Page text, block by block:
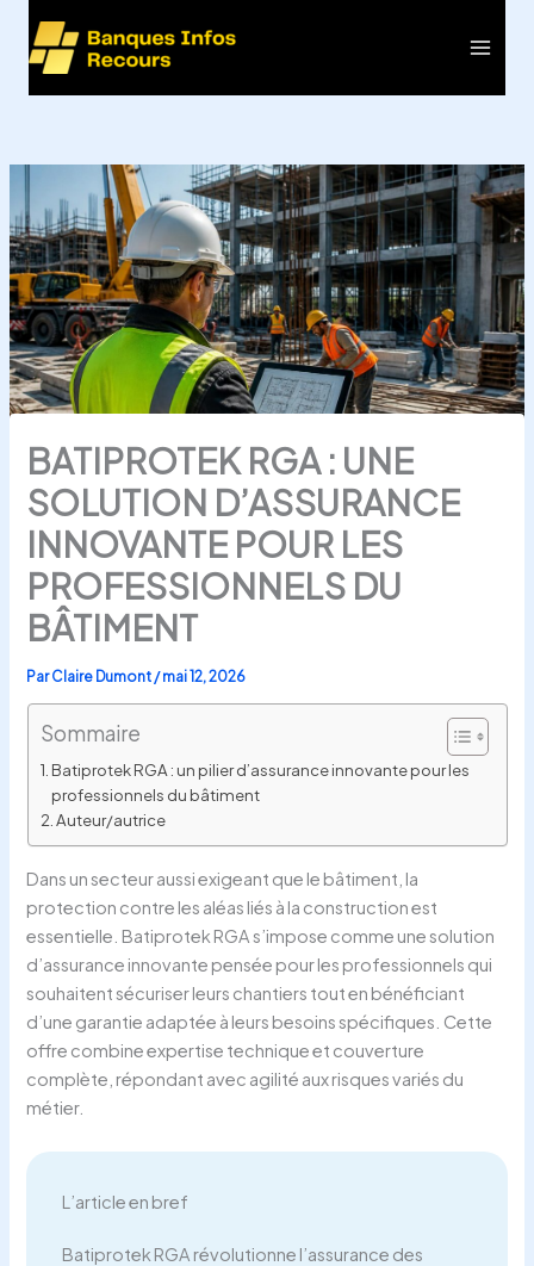
contenu
BATIPROTEK RGA : UNE
SOLUTION D’ASSURANCE
INNOVANTE POUR LES
PROFESSIONNELS DU
BÂTIMENT
ParClaire Dumont /mai 12, 2026
Sommaire
Batiprotek RGA : un pilier d’assurance innovante pour les
professionnels du bâtiment
Auteur/autrice
Dans un secteur aussi exigeant que le bâtiment, la
protection contre les aléas liés à la construction est
essentielle. Batiprotek RGA s’impose comme une solution
d’assurance innovante pensée pour les professionnels qui
souhaitent sécuriser leurs chantiers tout en bénéficiant
d’une garantie adaptée à leurs besoins spécifiques. Cette
offre combine expertise technique et couverture
complète, répondant avec agilité aux risques variés du
métier.
L’article en bref
Batiprotek RGA révolutionne l’assurance des